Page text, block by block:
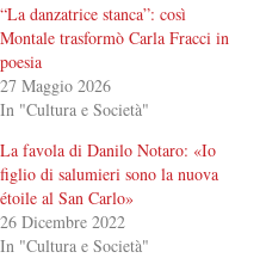
“La danzatrice stanca”: così
Montale trasformò Carla Fracci in
poesia
27 Maggio 2026
In "Cultura e Società"
La favola di Danilo Notaro: «Io
figlio di salumieri sono la nuova
étoile al San Carlo»
26 Dicembre 2022
In "Cultura e Società"